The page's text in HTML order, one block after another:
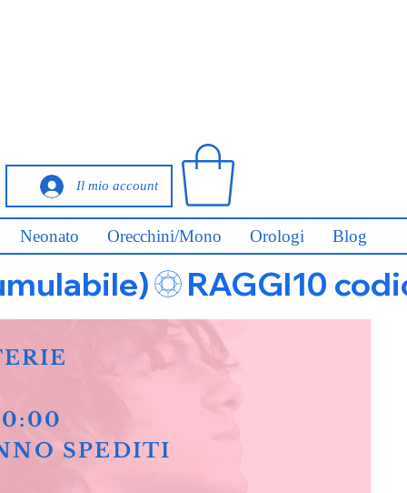
Il mio account
Neonato Orecchini/Mono Orologi Blog
SPEDITI